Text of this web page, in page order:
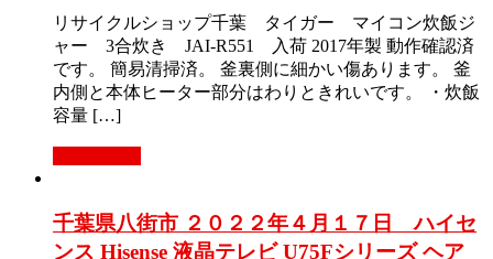
リサイクルショップ千葉 タイガー マイコン炊飯ジ
ャー 3合炊き JAI-R551 入荷 2017年製 動作確認済
です。 簡易清掃済。 釜裏側に細かい傷あります。 釜
内側と本体ヒーター部分はわりときれいです。 ・炊飯
容量 […]
千葉県八街市 ２０２２年４月１７日 ハイセ
ンス Hisense 液晶テレビ U75Fシリーズ ヘア